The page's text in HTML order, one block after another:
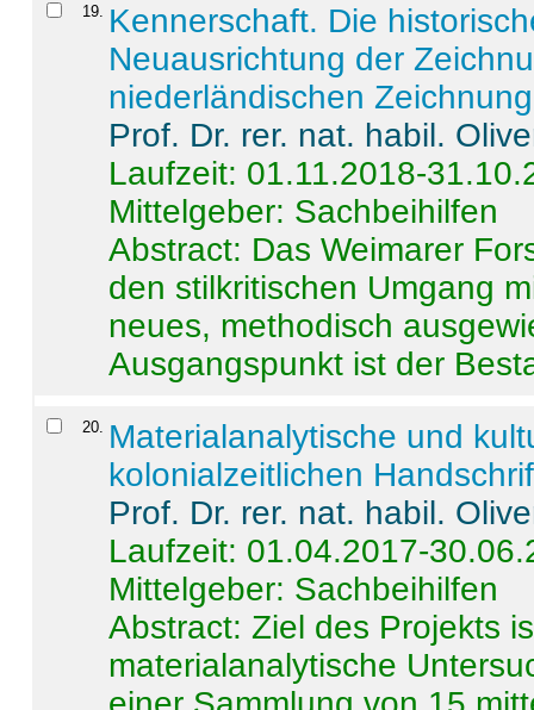
19
Kennerschaft. Die
Neuausrichtung der
niederländischen
Prof. Dr. rer. nat. habil.
Laufzeit: 01.11.2018-
Mittelgeber: Sachbeihilfen
Abstract: Das Weimarer
den stilkritischen Umgang
neues, methodisch
Ausgangspunkt ist der
20
Materialanalytische und
kolonialzeitlichen
Prof. Dr. rer. nat. habil.
Laufzeit: 01.04.2017-
Mittelgeber: Sachbeihilfen
Abstract:Ziel des Projekts
materialanalytische